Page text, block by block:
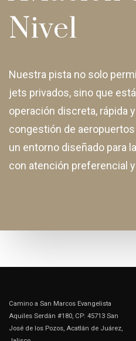
Nivel
Nuestra pista no solo
jets privados, sino que
operación discreta, rápida
congestión de
un entorno diseñado para
con atención preferencial
Camino a San Marcos Evangelista
Aquiles Serdán #180, CP: 45713 San
José de los Pozos, Acatlán de Juárez,